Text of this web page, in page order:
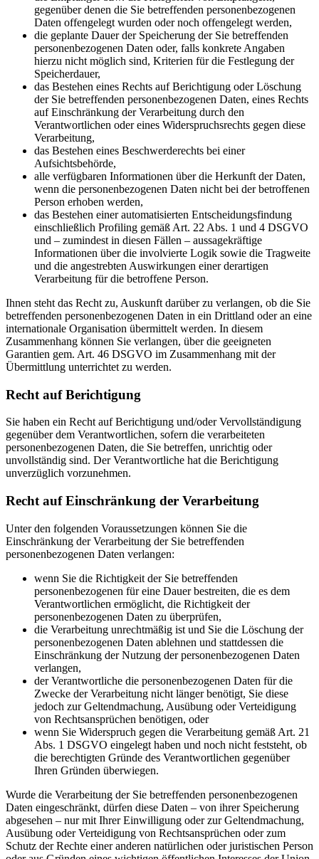
gegenüber denen die Sie betreffenden personenbezogenen
Daten offengelegt wurden oder noch offengelegt werden,
die geplante Dauer der Speicherung der Sie betreffenden
personenbezogenen Daten oder, falls konkrete Angaben
hierzu nicht möglich sind, Kriterien für die Festlegung der
Speicherdauer,
das Bestehen eines Rechts auf Berichtigung oder Löschung
der Sie betreffenden personenbezogenen Daten, eines Rechts
auf Einschränkung der Verarbeitung durch den
Verantwortlichen oder eines Widerspruchsrechts gegen diese
Verarbeitung,
das Bestehen eines Beschwerderechts bei einer
Aufsichtsbehörde,
alle verfügbaren Informationen über die Herkunft der Daten,
wenn die personenbezogenen Daten nicht bei der betroffenen
Person erhoben werden,
das Bestehen einer automatisierten Entscheidungsfindung
einschließlich Profiling gemäß Art. 22 Abs. 1 und 4 DSGVO
und – zumindest in diesen Fällen – aussagekräftige
Informationen über die involvierte Logik sowie die Tragweite
und die angestrebten Auswirkungen einer derartigen
Verarbeitung für die betroffene Person.
Ihnen steht das Recht zu, Auskunft darüber zu verlangen, ob die Sie
betreffenden personenbezogenen Daten in ein Drittland oder an eine
internationale Organisation übermittelt werden. In diesem
Zusammenhang können Sie verlangen, über die geeigneten
Garantien gem. Art. 46 DSGVO im Zusammenhang mit der
Übermittlung unterrichtet zu werden.
Recht auf Berichtigung
Sie haben ein Recht auf Berichtigung und/oder Vervollständigung
gegenüber dem Verantwortlichen, sofern die verarbeiteten
personenbezogenen Daten, die Sie betreffen, unrichtig oder
unvollständig sind. Der Verantwortliche hat die Berichtigung
unverzüglich vorzunehmen.
Recht auf Einschränkung der Verarbeitung
Unter den folgenden Voraussetzungen können Sie die
Einschränkung der Verarbeitung der Sie betreffenden
personenbezogenen Daten verlangen:
wenn Sie die Richtigkeit der Sie betreffenden
personenbezogenen für eine Dauer bestreiten, die es dem
Verantwortlichen ermöglicht, die Richtigkeit der
personenbezogenen Daten zu überprüfen,
die Verarbeitung unrechtmäßig ist und Sie die Löschung der
personenbezogenen Daten ablehnen und stattdessen die
Einschränkung der Nutzung der personenbezogenen Daten
verlangen,
der Verantwortliche die personenbezogenen Daten für die
Zwecke der Verarbeitung nicht länger benötigt, Sie diese
jedoch zur Geltendmachung, Ausübung oder Verteidigung
von Rechtsansprüchen benötigen, oder
wenn Sie Widerspruch gegen die Verarbeitung gemäß Art. 21
Abs. 1 DSGVO eingelegt haben und noch nicht feststeht, ob
die berechtigten Gründe des Verantwortlichen gegenüber
Ihren Gründen überwiegen.
Wurde die Verarbeitung der Sie betreffenden personenbezogenen
Daten eingeschränkt, dürfen diese Daten – von ihrer Speicherung
abgesehen – nur mit Ihrer Einwilligung oder zur Geltendmachung,
Ausübung oder Verteidigung von Rechtsansprüchen oder zum
Schutz der Rechte einer anderen natürlichen oder juristischen Person